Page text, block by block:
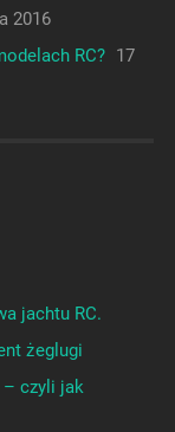
2016
RC? 17
jachtu RC.
żeglugi
– czyli jak